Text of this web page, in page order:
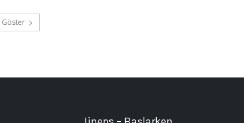
Göster